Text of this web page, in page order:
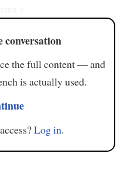
conversation
the full content — and
is actually used.
Log in.